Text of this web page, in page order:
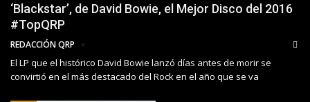
‘Blackstar’, de David Bowie, el Mejor Disco del 2016
#TopQRP
REDACCIÓN QRP
El LP que el histórico David Bowie lanzó días antes de morir se
convirtió en el más destacado del Rock en el año que se va